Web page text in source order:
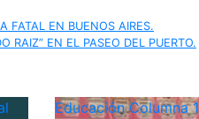
FATAL EN BUENOS AIRES.
RAIZ” EN EL PASEO DEL PUERTO.
EducaciónColumna 1